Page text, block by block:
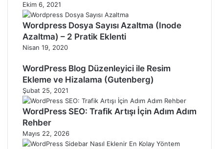
Ekim 6, 2021
Wordpress Dosya Sayısı Azaltma (Inode
Azaltma) – 2 Pratik Eklenti
Nisan 19, 2020
WordPress Blog Düzenleyici ile Resim
Ekleme ve Hizalama (Gutenberg)
Şubat 25, 2021
WordPress SEO: Trafik Artışı İçin Adım Adım
Rehber
Mayıs 22, 2026